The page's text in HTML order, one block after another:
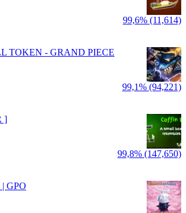
99,6% (11,614)
TOKEN - GRAND PIECE
99,1% (94,221)
]
99,8% (147,650)
GPO